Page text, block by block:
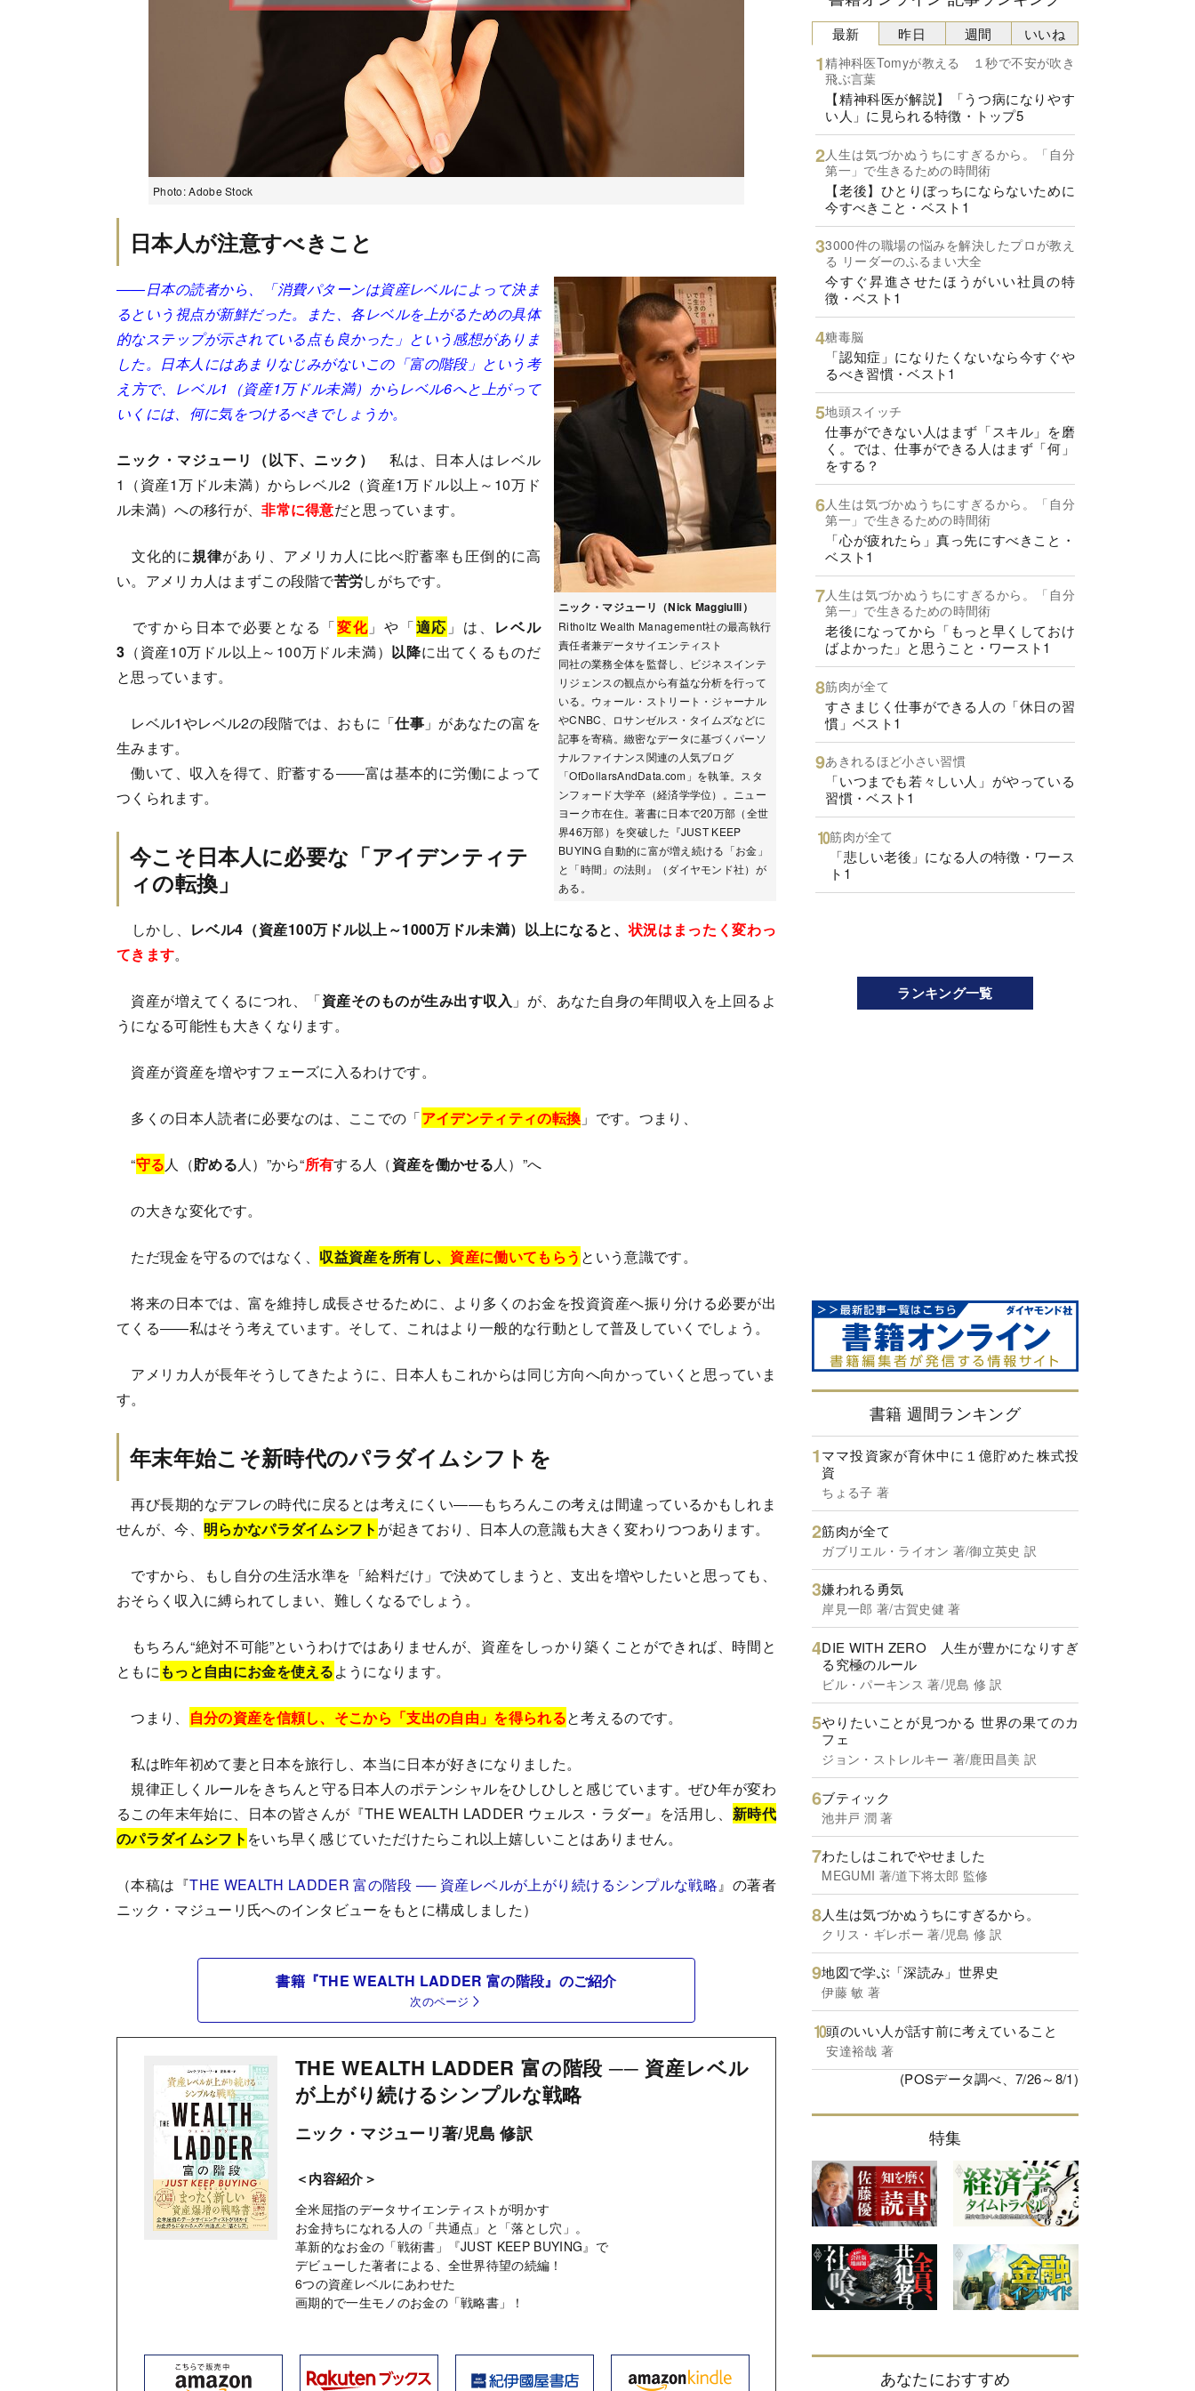
Photo: Adobe Stock
日本人が注意すべきこと
ニック・マジューリ（Nick Maggiulli）
Ritholtz Wealth Management社の最高執行
責任者兼データサイエンティスト
同社の業務全体を監督し、ビジネスインテ
リジェンスの観点から有益な分析を行って
いる。ウォール・ストリート・ジャーナル
やCNBC、ロサンゼルス・タイムズなどに
記事を寄稿。緻密なデータに基づくパーソ
ナルファイナンス関連の人気ブログ
「OfDollarsAndData.com」を執筆。スタ
ンフォード大学卒（経済学学位）。ニュー
ヨーク市在住。著書に日本で20万部（全世
界46万部）を突破した『JUST KEEP
BUYING 自動的に富が増え続ける「お金」
と「時間」の法則』（ダイヤモンド社）が
ある。
――日本の読者から、「消費パターンは資産レベルによって決ま
るという視点が新鮮だった。また、各レベルを上がるための具体
的なステップが示されている点も良かった」という感想がありま
した。日本人にはあまりなじみがないこの「富の階段」という考
え方で、レベル1（資産1万ドル未満）からレベル6へと上がって
いくには、何に気をつけるべきでしょうか。
ニック・マジューリ（以下、ニック）
私は、日本人はレベル
1（資産1万ドル未満）からレベル2（資産1万ドル以上～10万ド
ル未満）への移行が、非常に得意だと思っています。
文化的に規律があり、アメリカ人に比べ貯蓄率も圧倒的に高
い。アメリカ人はまずこの段階で苦労しがちです。
ですから日本で必要となる「変化 」や「適応 」は、 レベル
3 （資産10万ドル以上～100万ドル未満） 以降に出てくるものだ
と思っています。
レベル1やレベル2の段階では、おもに「仕事 」があなたの富を
生みます。
働いて、収入を得て、貯蓄する――富は基本的に労働によって
つくられます。
今こそ日本人に必要な「アイデンティテ
ィの転換」
しかし、 レベル4（資産100万ドル以上～1000万ドル未満）以上になると、状況はまったく変わっ
てきます。
資産が増えてくるにつれ、「資産そのものが生み出す収入 」が、あなた自身の年間収入を上回るよ
うになる可能性も大きくなります。
資産が資産を増やすフェーズに入るわけです。
多くの日本人読者に必要なのは、ここでの「アイデンティティの転換 」です。つまり、
“守る人（貯める人）”から“所有する人（資産を働かせる人）”へ
の大きな変化です。
ただ現金を守るのではなく、 収益資産を所有し、 資産に働いてもらう という意識です。
将来の日本では、富を維持し成長させるために、より多くのお金を投資資産へ振り分ける必要が出
てくる――私はそう考えています。そして、これはより一般的な行動として普及していくでしょう。
アメリカ人が長年そうしてきたように、日本人もこれからは同じ方向へ向かっていくと思っていま
す。
年末年始こそ新時代のパラダイムシフトを
再び長期的なデフレの時代に戻るとは考えにくい――もちろんこの考えは間違っているかもしれま
せんが、今、 明らかなパラダイムシフト が起きており、日本人の意識も大きく変わりつつあります。
ですから、もし自分の生活水準を「給料だけ」で決めてしまうと、支出を増やしたいと思っても、
おそらく収入に縛られてしまい、難しくなるでしょう。
もちろん“絶対不可能”というわけではありませんが、資産をしっかり築くことができれば、時間と
ともに もっと自由にお金を使えるようになります。
つまり、 自分の資産を信頼し、そこから「支出の自由」を得られると考えるのです。
私は昨年初めて妻と日本を旅行し、本当に日本が好きになりました。
規律正しくルールをきちんと守る日本人のポテンシャルをひしひしと感じています。ぜひ年が変わ
るこの年末年始に、日本の皆さんが『THE WEALTH LADDER ウェルス・ラダー』を活用し、 新時代
のパラダイムシフト をいち早く感じていただけたらこれ以上嬉しいことはありません。
（本稿は『THE WEALTH LADDER 富の階段 ── 資産レベルが上がり続けるシンプルな戦略 』の著者
ニック・マジューリ氏へのインタビューをもとに構成しました）
書籍『THE WEALTH LADDER 富の階段』のご紹介
次のページ
THE WEALTH LADDER 富の階段 ── 資産レベル
が上がり続けるシンプルな戦略
ニック・マジューリ著/児島 修訳
＜内容紹介＞
全米屈指のデータサイエンティストが明かす
お金持ちになれる人の「共通点」と「落とし穴」。
革新的なお金の「戦術書」『JUST KEEP BUYING』で
デビューした著者による、全世界待望の続編！
6つの資産レベルにあわせた
画期的で一生モノのお金の「戦略書」！
最新
精神科医Tomyが教える １秒で不安が吹き
飛ぶ言葉
【精神科医が解説】「うつ病になりやす
い人」に見られる特徴・トップ5
人生は気づかぬうちにすぎるから。「自分
第一」で生きるための時間術
【老後】ひとりぼっちにならないために
今すべきこと・ベスト1
3000件の職場の悩みを解決したプロが教え
る リーダーのふるまい大全
今すぐ昇進させたほうがいい社員の特
徴・ベスト1
糖毒脳
「認知症」になりたくないなら今すぐや
るべき習慣・ベスト1
地頭スイッチ
仕事ができない人はまず「スキル」を磨
く。では、仕事ができる人はまず「何」
をする？
人生は気づかぬうちにすぎるから。「自分
第一」で生きるための時間術
「心が疲れたら」真っ先にすべきこと・
ベスト1
人生は気づかぬうちにすぎるから。「自分
第一」で生きるための時間術
老後になってから「もっと早くしておけ
ばよかった」と思うこと・ワースト1
筋肉が全て
すさまじく仕事ができる人の「休日の習
慣」ベスト1
あきれるほど小さい習慣
「いつまでも若々しい人」がやっている
習慣・ベスト1
筋肉が全て
「悲しい老後」になる人の特徴・ワース
ト1
昨日 週間 いいね
ランキング一覧
書籍 週間ランキング
ママ投資家が育休中に１億貯めた株式投
資
ちょる子 著
筋肉が全て
ガブリエル・ライオン 著/御立英史 訳
嫌われる勇気
岸見一郎 著/古賀史健 著
DIE WITH ZERO 人生が豊かになりすぎ
る究極のルール
ビル・パーキンス 著/児島 修 訳
やりたいことが見つかる 世界の果てのカ
フェ
ジョン・ストレルキー 著/鹿田昌美 訳
ブティック
池井戸 潤 著
わたしはこれでやせました
MEGUMI 著/道下将太郎 監修
人生は気づかぬうちにすぎるから。
クリス・ギレボー 著/児島 修 訳
地図で学ぶ「深読み」世界史
伊藤 敏 著
頭のいい人が話す前に考えていること
安達裕哉 著
(POSデータ調べ、7/26～8/1)
特集
あなたにおすすめ